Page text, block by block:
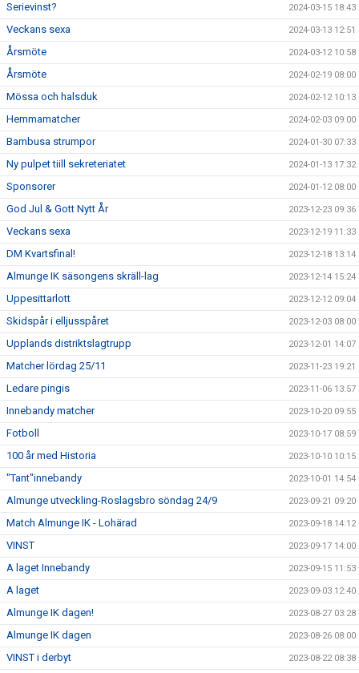
Serievinst? 2024-03-15 18:43
Veckans sexa 2024-03-13 12:51
Årsmöte 2024-03-12 10:58
Årsmöte 2024-02-19 08:00
Mössa och halsduk 2024-02-12 10:13
Hemmamatcher 2024-02-03 09:00
Bambusa strumpor 2024-01-30 07:33
Ny pulpet tiill sekreteriatet 2024-01-13 17:32
Sponsorer 2024-01-12 08:00
God Jul & Gott Nytt År 2023-12-23 09:36
Veckans sexa 2023-12-19 11:33
DM Kvartsfinal! 2023-12-18 13:14
Almunge IK säsongens skräll-lag 2023-12-14 15:24
Uppesittarlott 2023-12-12 09:04
Skidspår i elljusspåret 2023-12-03 08:00
Upplands distriktslagtrupp 2023-12-01 14:07
Matcher lördag 25/11 2023-11-23 19:21
Ledare pingis 2023-11-06 13:57
Innebandy matcher 2023-10-20 09:55
Fotboll 2023-10-17 08:59
100 år med Historia 2023-10-10 10:15
"Tant"innebandy 2023-10-01 14:54
Almunge utveckling-Roslagsbro söndag 24/9 2023-09-21 09:20
Match Almunge IK - Lohärad 2023-09-18 14:12
VINST 2023-09-17 14:00
A laget Innebandy 2023-09-15 11:53
A laget 2023-09-03 12:40
Almunge IK dagen! 2023-08-27 03:28
Almunge IK dagen 2023-08-26 08:00
VINST i derbyt 2023-08-22 08:38